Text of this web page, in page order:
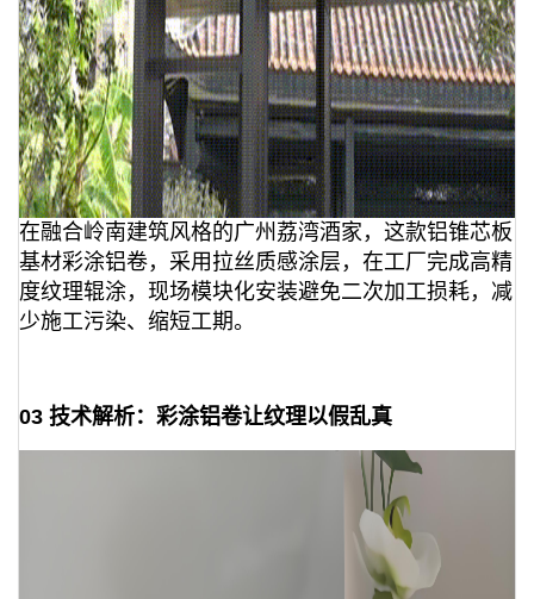
在融合岭南建筑风格的广州荔湾酒家，这款铝锥芯板
基材彩涂铝卷，采用拉丝质感涂层，在工厂完成高精
度纹理辊涂，现场模块化安装避免二次加工损耗，减
少施工污染、缩短工期。
03 技术解析：彩涂铝卷让纹理以假乱真